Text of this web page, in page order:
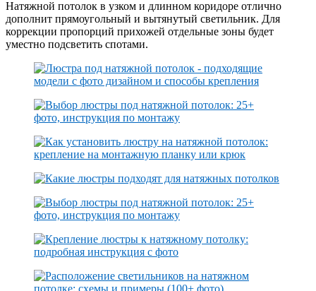
Натяжной потолок в узком и длинном коридоре отлично
дополнит прямоугольный и вытянутый светильник. Для
коррекции пропорций прихожей отдельные зоны будет
уместно подсветить спотами.